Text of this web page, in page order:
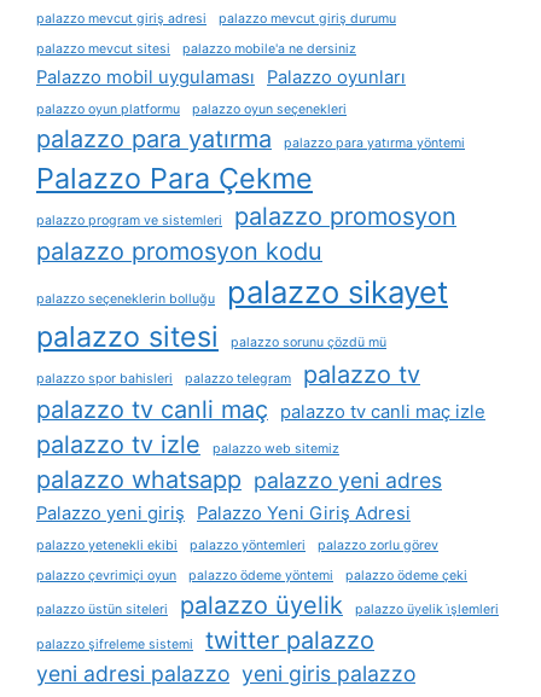
palazzo mevcut giriş adresi
palazzo mevcut giriş durumu
palazzo mevcut sitesi
palazzo mobile'a ne dersiniz
Palazzo mobil uygulaması Palazzo oyunları
palazzo oyun platformu palazzo oyun seçenekleri
palazzo para yatırma palazzo para yatırma yöntemi
Palazzo Para Çekme
palazzo program ve sistemleri
palazzo promosyon
palazzo promosyon kodu
palazzo seçeneklerin bolluğu palazzo sikayet
palazzo sitesi palazzo sorunu çözdü mü
palazzo spor bahisleri palazzo telegram
palazzo tv
palazzo tv canli maç
palazzo tv canli maç izle
palazzo tv izle palazzo web sitemiz
palazzo whatsapp palazzo yeni adres
Palazzo yeni giriş Palazzo Yeni Giriş Adresi
palazzo yetenekli ekibi palazzo yöntemleri
palazzo zorlu görev
palazzo çevrimiçi oyun
palazzo ödeme yöntemi palazzo ödeme çeki
palazzo üstün siteleri palazzo üyelik palazzo üyelik i̇şlemleri
palazzo şifreleme sistemi twitter palazzo
yeni adresi palazzo yeni giris palazzo